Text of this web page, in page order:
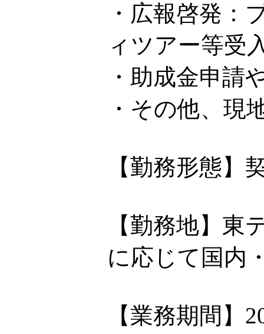
・広報啓発：
ィツアー等受
・助成金申請
・その他、現
【勤務形態】
【勤務地】東
に応じて国内
【業務期間】